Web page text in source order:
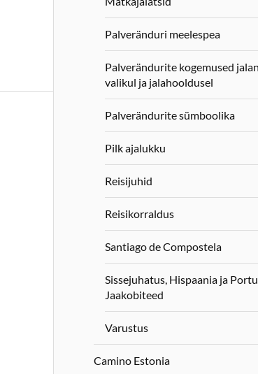
Palveränduri meelespea
Palverändurite kogemused
valikul ja jalahooldusel
Palverändurite sümboolika
Pilk ajalukku
Reisijuhid
Reisikorraldus
Santiago de Compostela
Sissejuhatus, Hispaania ja
Jaakobiteed
Varustus
Camino Estonia